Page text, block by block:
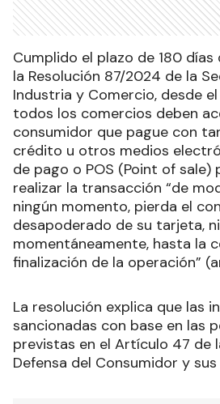
Cumplido el plazo de 180
la Resolución 87/2024 de la
Industria y Comercio, desde
todos los comercios deben
consumidor que pague con
crédito u otros medios
de pago o POS (Point of sale)
realizar la transacción “de
ningún momento, pierda el
desapoderado de su tarjeta,
momentáneamente, hasta la
finalización de la operación”
La resolución explica que las
sancionadas con base en las
previstas en el Artículo 47 de
Defensa del Consumidor y